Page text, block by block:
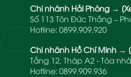
Chi nhánh Hải Phòng →
Số 113 Tôn Đức Thắng –
Hotline: 0899.909.920
Chi nhánh Hồ Chí Minh →
Tầng 12, Tháp A2 - Tòa
Hotline: 0899.909.936